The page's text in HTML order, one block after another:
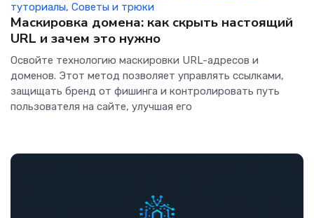
туториалы, Советы и трюки
Маскировка домена: как скрыть настоящий
URL и зачем это нужно
Освойте технологию маскировки URL-адресов и
доменов. Этот метод позволяет управлять ссылками,
защищать бренд от фишинга и контролировать путь
пользователя на сайте, улучшая его